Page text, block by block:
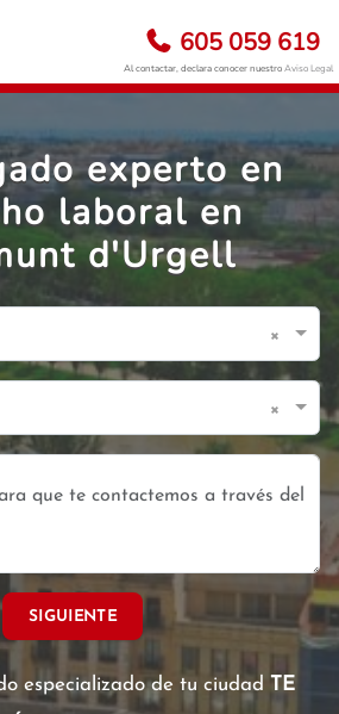
605 059 619
Al contactar, declara conocer nuestroAviso Legal
experto en
laboral en
d'Urgell
×
×
SIGUIENTE
especializado de tu ciudad TE